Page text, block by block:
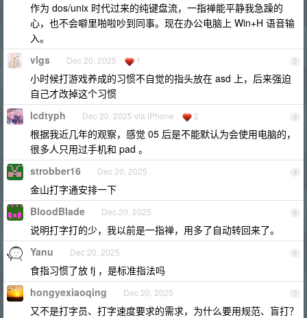
作为 dos/unix 时代过来的纯键盘流，一指禅能平静我急躁的
心，也不会噼里啪啦吵到同事。现在办公电脑上 Win+H 语音输
入。
2
vlgs Dec 20, 2025 1
小时候打游戏养成的习惯不自觉的指头放在 asd 上，后来强迫
自己才改掉这个习惯
3
lcdtyph Dec 20, 2025 via iPhone 2
根据我近几年的观察，感觉 05 后是不能默认为会使用电脑的，
很多人只用过手机和 pad 。
4
strobber16 Dec 20, 2025
金山打字通安排一下
5
BloodBlade Dec 20, 2025
说明打字打的少，我以前是一指禅，用多了自动转回来了。
6
Yanu Dec 20, 2025
食指习惯了放 fj ，是标准指法吗
7
hongyexiaoqing Dec 20, 2025
又不是打字员、打字速度要求的需求，为什么要用规范、盲打？